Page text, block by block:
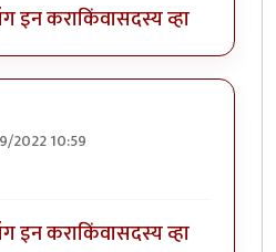
इन कराकिंवासदस्य व्हा
2022 10:59
इन कराकिंवासदस्य व्हा